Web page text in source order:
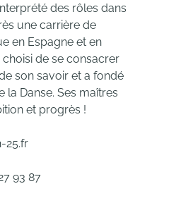
des rôles dans
une carrière de
en Espagne et en
choisi de se consacrer
son savoir et a fondé
la Danse. Ses maîtres
et progrès !
25.fr
93 87